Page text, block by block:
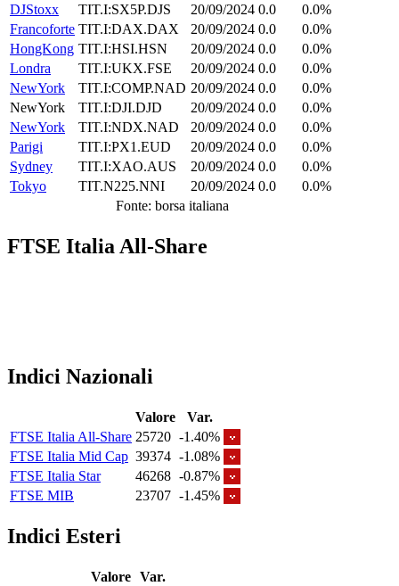
DJStoxx
TIT.I:SX5P.DJS 20/09/2024 0.0
0.0%
Francoforte TIT.I:DAX.DAX 20/09/2024 0.0
0.0%
HongKong TIT.I:HSI.HSN 20/09/2024 0.0
0.0%
Londra
TIT.I:UKX.FSE 20/09/2024 0.0
0.0%
NewYork
TIT.I:COMP.NAD 20/09/2024 0.0
0.0%
NewYork
TIT.I:DJI.DJD 20/09/2024 0.0
0.0%
NewYork
TIT.I:NDX.NAD 20/09/2024 0.0
0.0%
Parigi
TIT.I:PX1.EUD 20/09/2024 0.0
0.0%
Sydney
TIT.I:XAO.AUS 20/09/2024 0.0
0.0%
Tokyo
TIT.N225.NNI 20/09/2024 0.0
0.0%
Fonte: borsa italiana
FTSE Italia All-Share
Indici Nazionali
Valore
Var.
FTSE Italia All-Share 25720 -1.40%
FTSE Italia Mid Cap 39374 -1.08%
FTSE Italia Star
46268 -0.87%
FTSE MIB
23707 -1.45%
Indici Esteri
Valore Var.